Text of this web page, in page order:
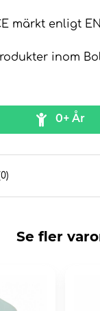
märkt enligt
inom
0+ År
Se fler